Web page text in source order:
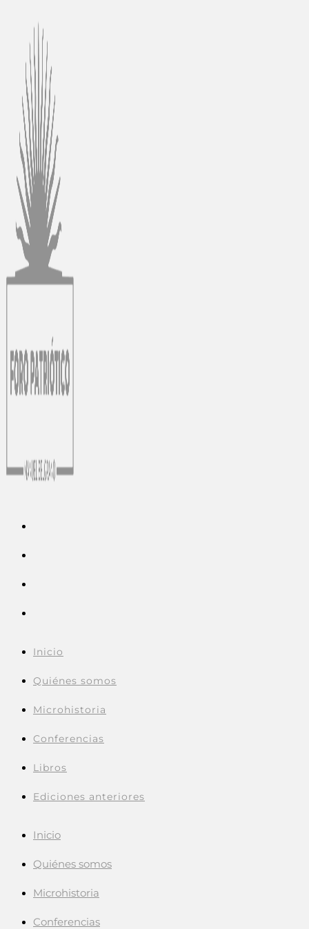
contenido
Inicio
Quiénes somos
Microhistoria
Conferencias
Libros
Ediciones anteriores
Inicio
Quiénes somos
Microhistoria
Conferencias